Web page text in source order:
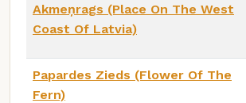
Akmeņrags (Place On The West
Coast Of Latvia)
Papardes Zieds (Flower Of The
Fern)